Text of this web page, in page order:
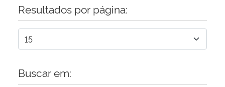
Resultados por página:
Buscar em: